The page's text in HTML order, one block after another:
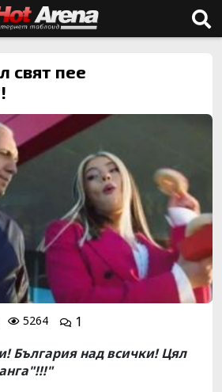
свят пее
5264
1
България над всички! Цял